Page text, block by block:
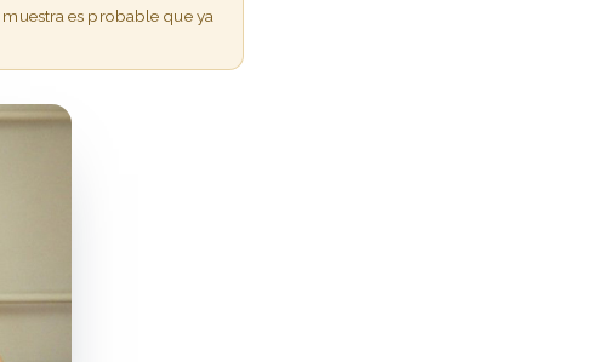
es probable que ya